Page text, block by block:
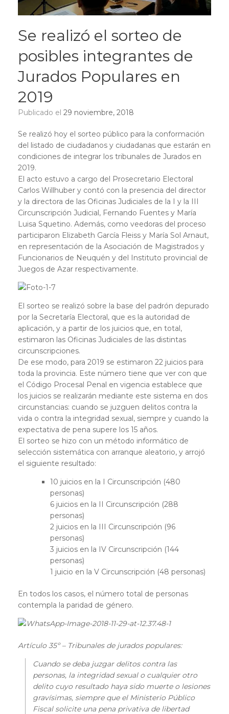
Se realizó el sorteo de
posibles integrantes de
Jurados Populares en
2019
Publicado el 29 noviembre, 2018
Se realizó hoy el sorteo público para la conformación
del listado de ciudadanos y ciudadanas que estarán en
condiciones de integrar los tribunales de Jurados en
2019.
El acto estuvo a cargo del Prosecretario Electoral
Carlos Willhuber y contó con la presencia del director
y la directora de las Oficinas Judiciales de la I y la III
Circunscripción Judicial, Fernando Fuentes y María
Luisa Squetino. Además, como veedoras del proceso
participaron Elizabeth García Fleiss y María Sol Arnaut,
en representación de la Asociación de Magistrados y
Funcionarios de Neuquén y del Instituto provincial de
Juegos de Azar respectivamente.
El sorteo se realizó sobre la base del padrón depurado
por la Secretaría Electoral, que es la autoridad de
aplicación, y a partir de los juicios que, en total,
estimaron las Oficinas Judiciales de las distintas
circunscripciones.
De ese modo, para 2019 se estimaron 22 juicios para
toda la provincia. Este número tiene que ver con que
el Código Procesal Penal en vigencia establece que
los juicios se realizarán mediante este sistema en dos
circunstancias: cuando se juzguen delitos contra la
vida o contra la integridad sexual, siempre y cuando la
expectativa de pena supere los 15 años.
El sorteo se hizo con un método informático de
selección sistemática con arranque aleatorio, y arrojó
el siguiente resultado:
10 juicios en la I Circunscripción (480
personas)
6 juicios en la II Circunscripción (288
personas)
2 juicios en la III Circunscripción (96
personas)
3 juicios en la IV Circunscripción (144
personas)
1 juicio en la V Circunscripción (48 personas)
En todos los casos, el número total de personas
contempla la paridad de género.
Artículo 35º – Tribunales de jurados populares:
Cuando se deba juzgar delitos contra las
personas, la integridad sexual o cualquier otro
delito cuyo resultado haya sido muerte o lesiones
gravísimas, siempre que el Ministerio Público
Fiscal solicite una pena privativa de libertad